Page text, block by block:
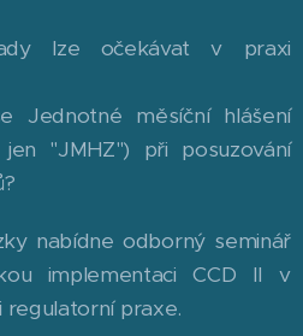
lze očekávat v praxi
Jednotné měsíční hlášení
"JMHZ") při posuzování
nabídne odborný seminář
implementaci CCD II v
regulatorní praxe.